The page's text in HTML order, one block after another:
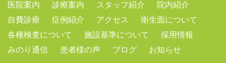
医院案内 診療案内 スタッフ紹介
院内紹介
自費診療
症例紹介 アクセス
衛生面について
各種検査について
施設基準について
採用情報
みのり通信
患者様の声 ブログ お知らせ